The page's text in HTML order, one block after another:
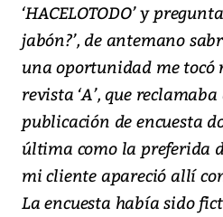
‘HACELOTODO’ y
jabón?’, de antemano
una oportunidad me tocó
revista ‘A’, que reclamaba
publicación de encuesta
última como la preferida
mi cliente apareció allí
La encuesta había sido